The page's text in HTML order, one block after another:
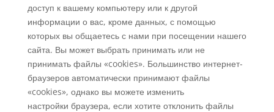
доступ к вашему компьютеру или к другой
информации о вас, кроме данных, с помощью
которых вы общаетесь с нами при посещении нашего
сайта. Вы может выбрать принимать или не
принимать файлы «cookies». Большинство интернет-
браузеров автоматически принимают файлы
«cookies», однако вы можете изменить
настройки браузера, если хотите отклонить файлы